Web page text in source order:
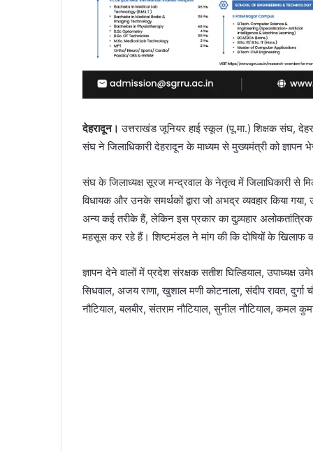
देहरादून। उत्तराखंड जूनियर हाई स्कूल (पू.मा.) शिक्षक संघ,
संघ ने जिलाधिकारी देहरादून के माध्यम से मुख्यमंत्री को ज्ञापन
संघ के जिलाध्यक्ष सूरज मन्द्रवाल के नेतृत्व में जिलाधिकारी से
विधायक और उनके समर्थकों द्वारा जो अभद्र व्यवहार किया
अन्य कई तरीके हैं, लेकिन इस प्रकार का दुव्र्यहार
महसूस कर रहे हैं। शिष्टमंडल ने मांग की कि दोषियों के खिलाफ
ज्ञापन देने वालों में प्रदेश संरक्षक सतीश घिल्डियाल, उपाध्यक्ष
सिधवाल, अजय राणा, खुशाल मणी कोटनाला, संदीप रावत, दुर्गा
नौटियाल, बलबीर, संतराम नौटियाल, सुनील नौटियाल, कमल